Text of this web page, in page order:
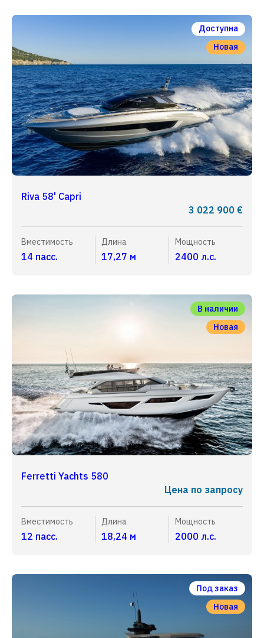
Доступна
Новая
Riva 58' Capri
3 022 900 €
Вместимость
14 пасс.
Длина
17,27 м
Мощность
2400 л.с.
В наличии
Новая
Ferretti Yachts 580
Цена по запросу
Вместимость
12 пасс.
Длина
18,24 м
Мощность
2000 л.с.
Под заказ
Новая